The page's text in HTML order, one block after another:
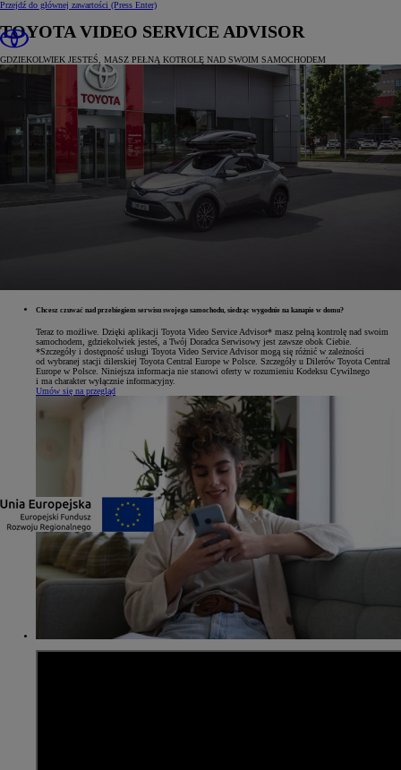
Przejdź do głównej zawartości (Press Enter)
TOYOTA VIDEO SERVICE ADVISOR
GDZIEKOLWIEK JESTEŚ, MASZ PEŁNĄ KOTROLĘ NAD SWOIM SAMOCHODEM
Chcesz czuwać nad przebiegiem serwisu swojego samochodu, siedząc wygodnie na kanapie w domu?
Teraz to możliwe. Dzięki aplikacji Toyota Video Service Advisor* masz pełną kontrolę nad swoim
samochodem, gdziekolwiek jesteś, a Twój Doradca Serwisowy jest zawsze obok Ciebie.
*Szczegóły i dostępność usługi Toyota Video Service Advisor mogą się różnić w zależności
od wybranej stacji dilerskiej Toyota Central Europe w Polsce. Szczegóły u Dilerów Toyota Central
Europe w Polsce. Niniejsza informacja nie stanowi oferty w rozumieniu Kodeksu Cywilnego
i ma charakter wyłącznie informacyjny.
Umów się na przegląd